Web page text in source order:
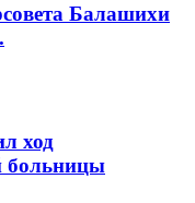
Балашихи
ход
больницы